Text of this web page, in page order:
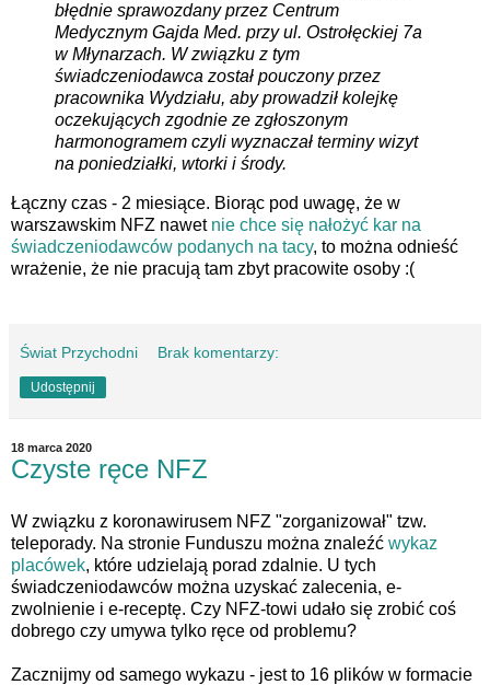
błędnie sprawozdany przez Centrum
Medycznym Gajda Med. przy ul. Ostrołęckiej 7a
w Młynarzach. W związku z tym
świadczeniodawca został pouczony przez
pracownika Wydziału, aby prowadził kolejkę
oczekujących zgodnie ze zgłoszonym
harmonogramem czyli wyznaczał terminy wizyt
na poniedziałki, wtorki i środy.
Łączny czas - 2 miesiące. Biorąc pod uwagę, że w
warszawskim NFZ nawet nie chce się nałożyć kar na
świadczeniodawców podanych na tacy, to można odnieść
wrażenie, że nie pracują tam zbyt pracowite osoby :(
Świat Przychodni Brak komentarzy:
Udostępnij
18 marca 2020
Czyste ręce NFZ
W związku z koronawirusem NFZ "zorganizował" tzw.
teleporady. Na stronie Funduszu można znaleźć wykaz
placówek, które udzielają porad zdalnie. U tych
świadczeniodawców można uzyskać zalecenia, e-
zwolnienie i e-receptę. Czy NFZ-towi udało się zrobić coś
dobrego czy umywa tylko ręce od problemu?
Zacznijmy od samego wykazu - jest to 16 plików w formacie